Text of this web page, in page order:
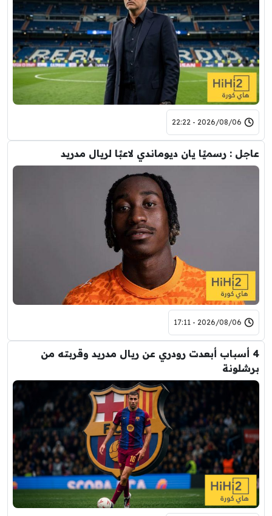
2026/08/06 - 22:22
عاجل : رسميًا يان ديوماندي لاعبًا لريال مدريد
2026/08/06 - 17:11
4 أسباب أبعدت رودري عن ريال مدريد وقربته من
برشلونة